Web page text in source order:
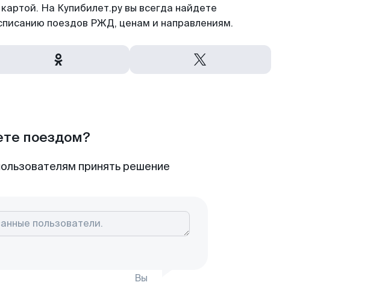
На Купибилет.ру вы всегда найдете
поездов РЖД, ценам и направлениям.
поездом?
принять решение
Вы